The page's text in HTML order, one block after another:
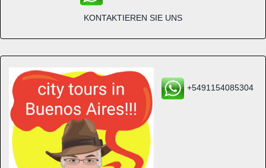
KONTAKTIEREN SIE UNS
+5491154085304